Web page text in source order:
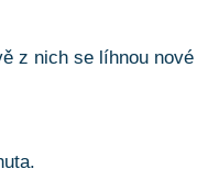
z nich se líhnou nové